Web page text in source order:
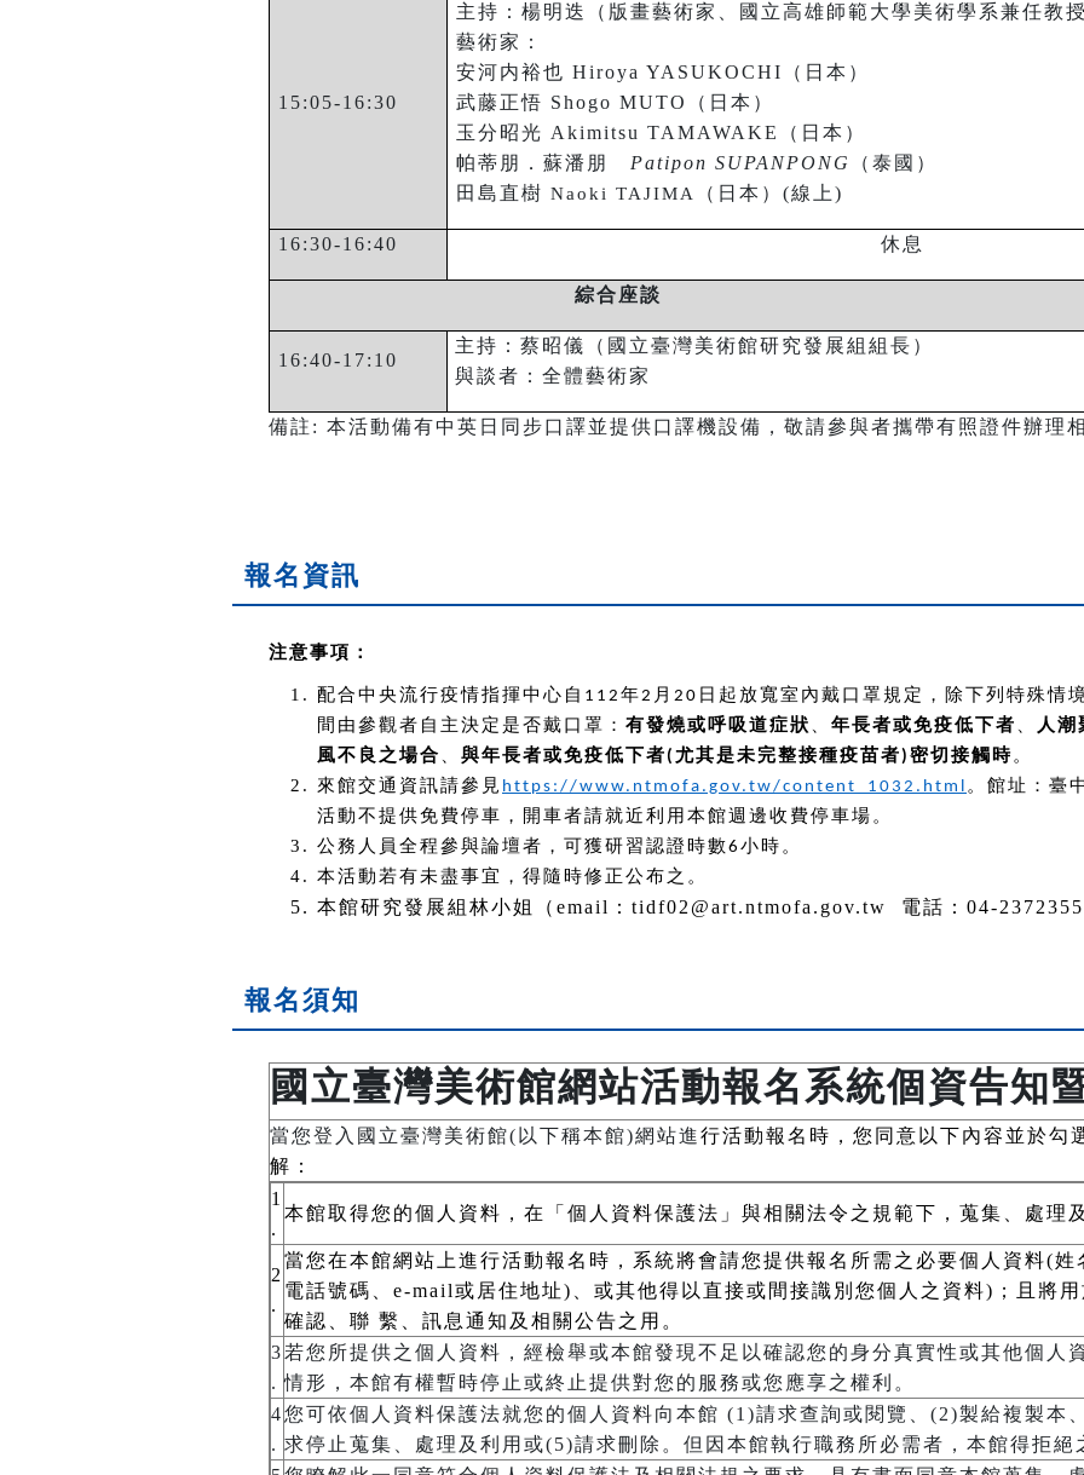
15:05-16:30
主持：楊明迭（ 版畫藝術家、
國立高雄師範大學美術學系兼任教
藝術家：
安河内裕也 Hiroya YASUKOCHI
（日本）
武藤正悟 Shogo MUTO
（日本）
玉分昭光 Akimitsu TAMAWAKE
（日本）
帕蒂朋．蘇潘朋 Patipon SUPANPONG
（泰國）
田島直樹 Naoki TAJIMA （日本） (線上 )
16:30-16:40 休息
綜合座談
16:40-17:10
主持：蔡昭儀（國立臺灣美術館研究發展組組長）
與談者：全體藝術家
備註: 本活動備有中英日同步口譯並提供口譯機設備，敬請參與者攜帶有照證件辦理
報名資訊
注意事項：
配合中央流行疫情指揮中心自 112 年2 月 20 日起放寬室內戴口罩規定，除下列特殊情
間由參觀者自主決定是否戴口罩： 有發燒或呼吸道症狀 、 年長者或免疫低下者 、
人潮
風不良之場合 、 與年長者或免疫低下者 ( 尤其是未完整接種疫苗者 ) 密切接觸時。
來館交通資訊請參見 https://www.ntmofa.gov.tw/content_1032.html 。館址：臺
活動不提供免費停車，開車者請就近利用本館週邊收費停車場。
公務人員全程參與論壇者，可獲研習認證時數6 小時。
本活動若有未盡事宜，得隨時修正公布之。
本館研究發展組林小姐（email：tidf02@art.ntmofa.gov.tw 電話：04-
報名須知
國立臺灣美術館網站活動報名系統個資告知
當您登入國立臺灣美術館(以下稱本館)網站進行活動報名時，您同意以下內容並於勾
解：
1
.
本館取得您的個人資料，在「個人資料保護法」與相關法令之規範下，蒐集、處理
2
.
當您在本館網站上進行活動報名時，系統將會請您提供報名所需之必要個人資料(
電話號碼、e-mail或居住地址)、或其他得以直接或間接識別您個人之資料)；且將
確認、聯 繫、訊息通知及相關公告之用。
3
.
若您所提供之個人資料，經檢舉或本館發現不足以確認您的身分真實性或其他個人
情形，本館有權暫時停止或終止提供對您的服務或您應享之權利。
4
.
您可依個人資料保護法就您的個人資料向本館 (1)請求查詢或閱覽、(2)製給複製本
求停止蒐集、處理及利用或(5)請求刪除。但因本館執行職務所必需者，本館得拒絕